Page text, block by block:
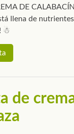
DE
llena de
☃
de